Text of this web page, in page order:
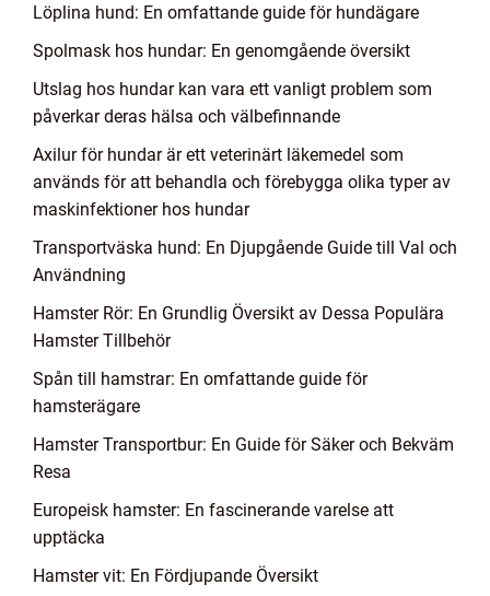
Löplina hund: En omfattande guide för hundägare
Spolmask hos hundar: En genomgående översikt
Utslag hos hundar kan vara ett vanligt problem som
påverkar deras hälsa och välbefinnande
Axilur för hundar är ett veterinärt läkemedel som
används för att behandla och förebygga olika typer av
maskinfektioner hos hundar
Transportväska hund: En Djupgående Guide till Val och
Användning
Hamster Rör: En Grundlig Översikt av Dessa Populära
Hamster Tillbehör
Spån till hamstrar: En omfattande guide för
hamsterägare
Hamster Transportbur: En Guide för Säker och Bekväm
Resa
Europeisk hamster: En fascinerande varelse att
upptäcka
Hamster vit: En Fördjupande Översikt